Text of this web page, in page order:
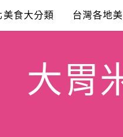
美食大分類 台灣各地
大胃